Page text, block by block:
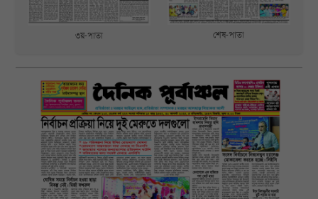
৩য়-পাতা শেষ-পাতা